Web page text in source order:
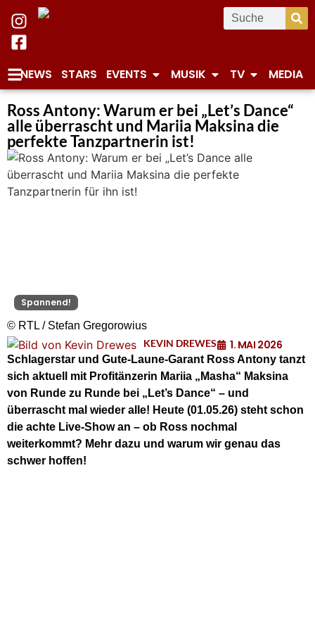
NEWS STARS EVENTS MUSIK TV MEDIA
Ross Antony: Warum er bei „Let’s Dance“
alle überrascht und Mariia Maksina die
perfekte Tanzpartnerin ist!
Spannend!
© RTL / Stefan Gregorowius
KEVIN DREWES
1. MAI 2026
Schlagerstar und Gute-Laune-Garant Ross Antony tanzt
sich aktuell mit Profitänzerin Mariia „Masha“ Maksina
von Runde zu Runde bei „Let’s Dance“ – und
überrascht mal wieder alle! Heute (01.05.26) steht schon
die achte Live-Show an – ob Ross nochmal
weiterkommt? Mehr dazu und warum wir genau das
schwer hoffen!